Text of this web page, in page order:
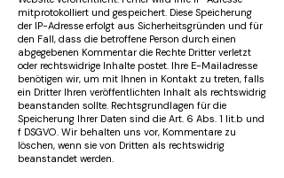
mitprotokolliert und gespeichert. Diese Speicherung
der IP-Adresse erfolgt aus Sicherheitsgründen und für
den Fall, dass die betroffene Person durch einen
abgegebenen Kommentar die Rechte Dritter verletzt
oder rechtswidrige Inhalte postet. Ihre E-Mailadresse
benötigen wir, um mit Ihnen in Kontakt zu treten, falls
ein Dritter Ihren veröffentlichten Inhalt als rechtswidrig
beanstanden sollte. Rechtsgrundlagen für die
Speicherung Ihrer Daten sind die Art. 6 Abs. 1 lit.b und
f DSGVO. Wir behalten uns vor, Kommentare zu
löschen, wenn sie von Dritten als rechtswidrig
beanstandet werden.